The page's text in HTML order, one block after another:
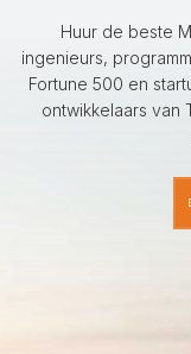
Huur de beste
ingenieurs,
Fortune 500 en
ontwikkelaars van